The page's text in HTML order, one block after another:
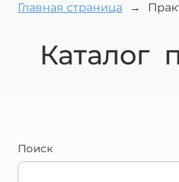
Главная страница →
Каталог
Поиск